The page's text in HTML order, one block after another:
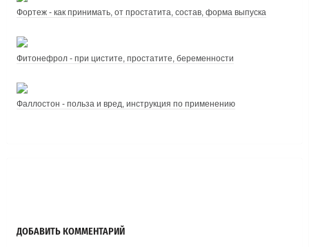
Фортеж - как принимать, от простатита, состав, форма выпуска
Фитонефрол - при цистите, простатите, беременности
Фаллостон - польза и вред, инструкция по применению
ДОБАВИТЬ КОММЕНТАРИЙ